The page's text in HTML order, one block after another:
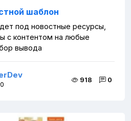
шаблон
под новостные ресурсы,
с контентом на любые
вывода
918 0